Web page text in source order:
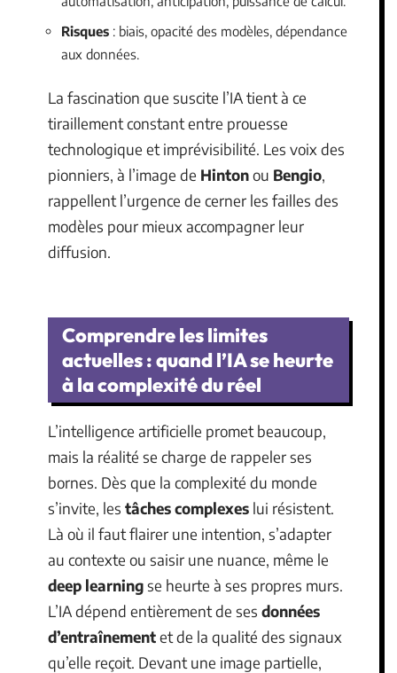
Risques : biais, opacité des modèles, dépendance
aux données.
La fascination que suscite l’IA tient à ce
tiraillement constant entre prouesse
technologique et imprévisibilité. Les voix des
pionniers, à l’image de Hintonou Bengio,
rappellent l’urgence de cerner les failles des
modèles pour mieux accompagner leur
diffusion.
Comprendre les limites
actuelles : quand l’IA se heurte
à la complexité du réel
L’intelligence artificielle promet beaucoup,
mais la réalité se charge de rappeler ses
bornes. Dès que la complexité du monde
s’invite, les tâches complexes lui résistent.
Là où il faut flairer une intention, s’adapter
au contexte ou saisir une nuance, même le
deep learningse heurte à ses propres murs.
L’IA dépend entièrement de ses données
d’entraînementet de la qualité des signaux
qu’elle reçoit. Devant une image partielle,